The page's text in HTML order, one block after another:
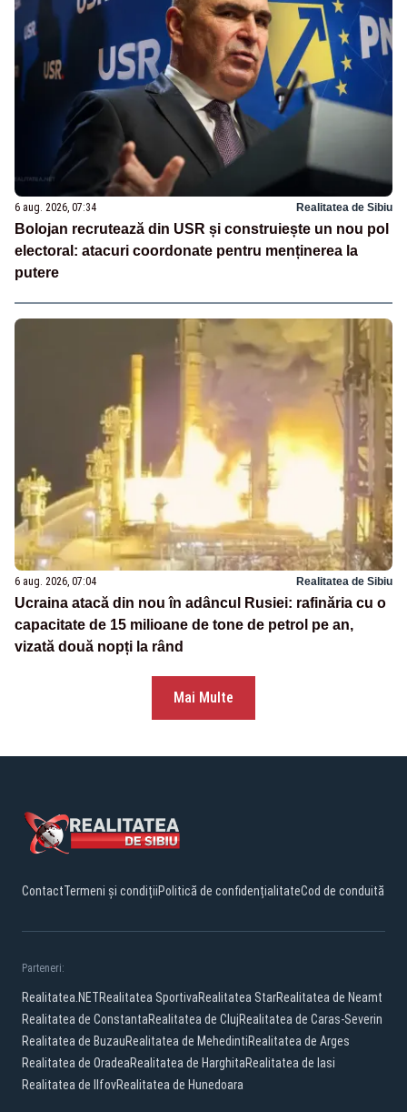
6 aug. 2026, 07:34 Realitatea de Sibiu
Bolojan recrutează din USR și construiește un nou pol
electoral: atacuri coordonate pentru menținerea la
putere
6 aug. 2026, 07:04 Realitatea de Sibiu
Ucraina atacă din nou în adâncul Rusiei: rafinăria cu o
capacitate de 15 milioane de tone de petrol pe an,
vizată două nopți la rând
Mai Multe
ContactTermeni și condițiiPolitică de confidențialitateCod de conduită
Parteneri:
Realitatea.NETRealitatea SportivaRealitatea StarRealitatea de Neamt
Realitatea de ConstantaRealitatea de ClujRealitatea de Caras-Severin
Realitatea de BuzauRealitatea de MehedintiRealitatea de Arges
Realitatea de OradeaRealitatea de HarghitaRealitatea de Iasi
Realitatea de IlfovRealitatea de Hunedoara